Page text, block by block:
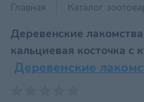
Главная
Каталог
Деревенские
кальциевая косточка с
Деревенские